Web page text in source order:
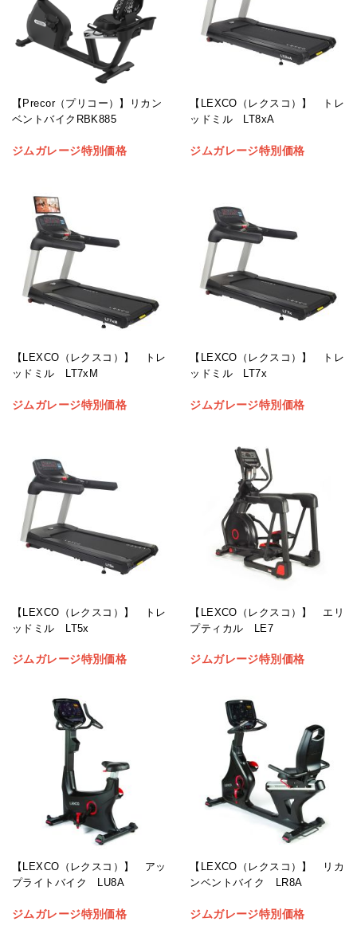
【Precor（プリコー）】リカン
ベントバイクRBK885
ジムガレージ特別価格
【LEXCO（レクスコ）】 トレ
ッドミル LT8xA
ジムガレージ特別価格
【LEXCO（レクスコ）】 トレ
ッドミル LT7xM
ジムガレージ特別価格
【LEXCO（レクスコ）】 トレ
ッドミル LT7x
ジムガレージ特別価格
【LEXCO（レクスコ）】 トレ
ッドミル LT5x
ジムガレージ特別価格
【LEXCO（レクスコ）】 エリ
プティカル LE7
ジムガレージ特別価格
【LEXCO（レクスコ）】 アッ
プライトバイク LU8A
ジムガレージ特別価格
【LEXCO（レクスコ）】 リカ
ンベントバイク LR8A
ジムガレージ特別価格